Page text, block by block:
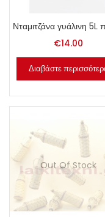
€14.00
Διαβάστε
Out Of Stock